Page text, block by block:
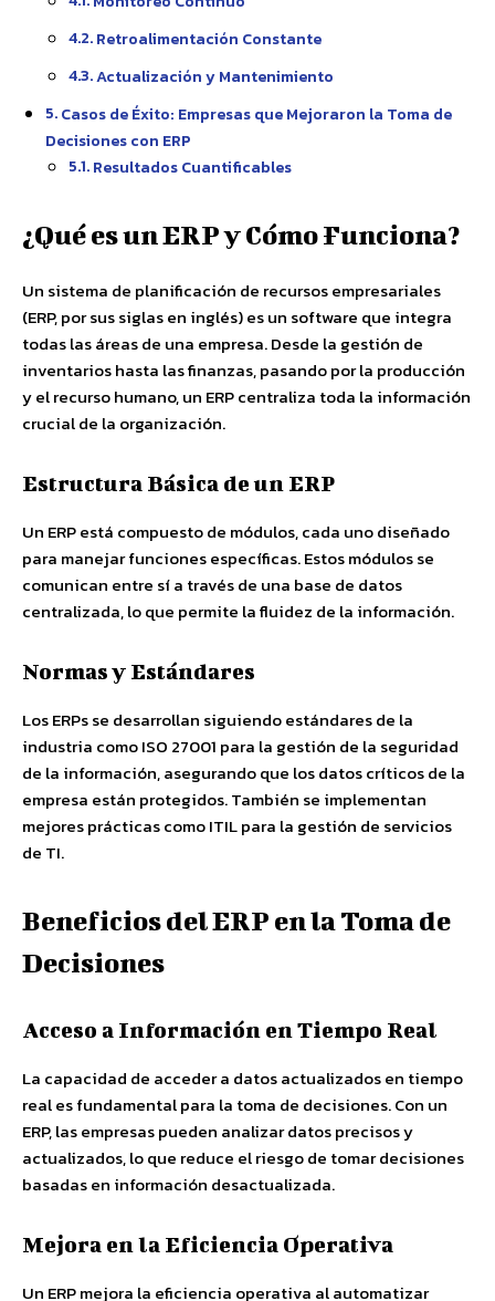
Retroalimentación Constante
Actualización y Mantenimiento
Casos de Éxito: Empresas que Mejoraron la Toma de
Decisiones con ERP
Resultados Cuantificables
¿Qué es un ERP y Cómo Funciona?
Un sistema de planificación de recursos empresariales
(ERP, por sus siglas en inglés) es un software que integra
todas las áreas de una empresa. Desde la gestión de
inventarios hasta las finanzas, pasando por la producción
y el recurso humano, un ERP centraliza toda la información
crucial de la organización.
Estructura Básica de un ERP
Un ERP está compuesto de módulos, cada uno diseñado
para manejar funciones específicas. Estos módulos se
comunican entre sí a través de una base de datos
centralizada, lo que permite la fluidez de la información.
Normas y Estándares
Los ERPs se desarrollan siguiendo estándares de la
industria como ISO 27001 para la gestión de la seguridad
de la información, asegurando que los datos críticos de la
empresa están protegidos. También se implementan
mejores prácticas como ITIL para la gestión de servicios
de TI.
Beneficios del ERP en la Toma de
Decisiones
Acceso a Información en Tiempo Real
La capacidad de acceder a datos actualizados en tiempo
real es fundamental para la toma de decisiones. Con un
ERP, las empresas pueden analizar datos precisos y
actualizados, lo que reduce el riesgo de tomar decisiones
basadas en información desactualizada.
Mejora en la Eficiencia Operativa
Un ERP mejora la eficiencia operativa al automatizar